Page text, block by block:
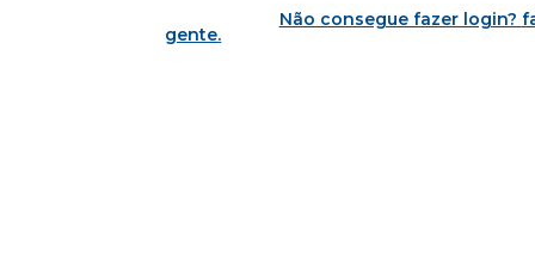
Não consegue fazer login?
gente.